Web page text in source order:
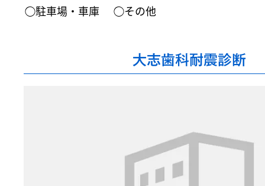
◯駐車場・車庫
◯その他
大志歯科耐震診断